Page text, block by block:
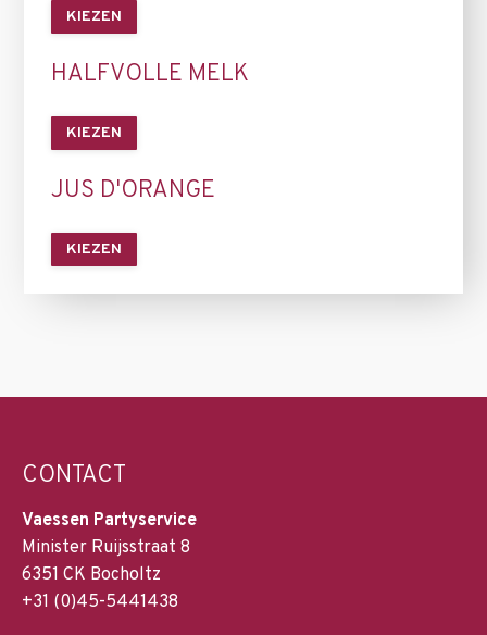
KIEZEN
HALFVOLLE MELK
KIEZEN
JUS D'ORANGE
KIEZEN
CONTACT
Vaessen Partyservice
Minister Ruijsstraat 8
6351 CK Bocholtz
+31 (0)45-5441438